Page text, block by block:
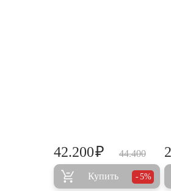
44.400
42.200₽
Купить 5%